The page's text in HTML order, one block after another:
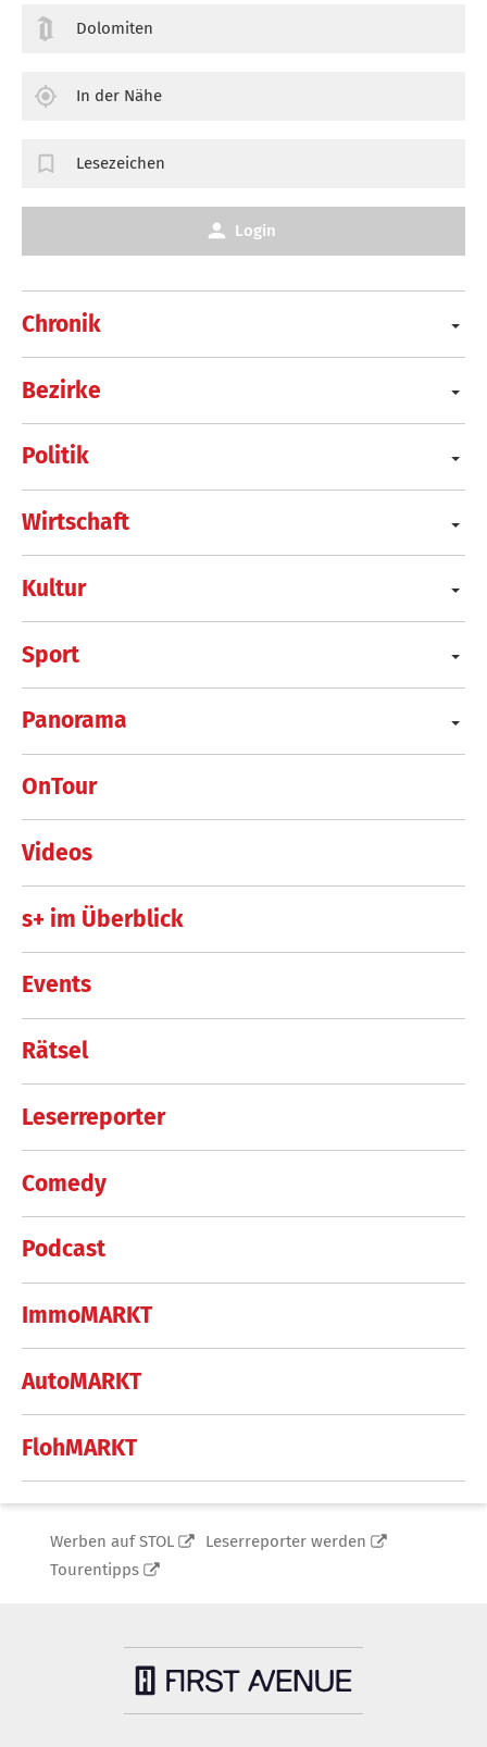
Chronik
Bezirke
Politik
Wirtschaft
Kultur
Sport
Panorama
OnTour
Videos
s+ im Überblick
Events
Rätsel
Leserreporter
Comedy
Podcast
ImmoMARKT
AutoMARKT
FlohMARKT
Dolomiten
In der Nähe
Lesezeichen
Login
Werben auf STOL
Leserreporter werden
Tourentipps